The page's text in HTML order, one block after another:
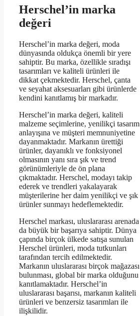
Herschel’in marka
değeri
Herschel’in marka değeri, moda
dünyasında oldukça önemli bir yere
sahiptir. Bu marka, özellikle sıradışı
tasarımları ve kaliteli ürünleri ile
dikkat çekmektedir. Herschel, çanta
ve seyahat aksesuarları gibi ürünlerde
kendini kanıtlamış bir markadır.
Herschel’in marka değeri, kaliteli
malzeme seçimlerine, yenilikçi tasarım
anlayışına ve müşteri memnuniyetine
dayanmaktadır. Markanın ürettiği
ürünler, dayanıklı ve fonksiyonel
olmasının yanı sıra şık ve trend
görünümleriyle de ön plana
çıkmaktadır. Herschel, modayı takip
ederek ve trendleri yakalayarak
müşterilerine her daim yenilikçi ve şık
ürünler sunmayı hedeflemektedir.
Herschel markası, uluslararası arenada
da büyük bir başarıya sahiptir. Dünya
çapında birçok ülkede satışa sunulan
Herschel ürünleri, moda tutkunları
tarafından tercih edilmektedir.
Markanın uluslararası birçok mağazası
bulunması, global bir marka olduğunu
kanıtlamaktadır. Herschel’in
uluslararası başarısı, markanın kaliteli
ürünleri ve benzersiz tasarımları ile
ilişkilidir.